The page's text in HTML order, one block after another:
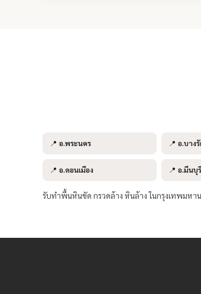
📍 อ.พระนคร 📍อ.บาง
📍 อ.ดอนเมือง 📍อ.มีนบุ
รับทำพื้นหินขัด กรวดล้าง หินล้าง ในกรุงเทพมห